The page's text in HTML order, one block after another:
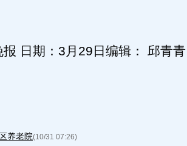
日期：3月29日编辑： 邱青青
养老院(10/31 07:26)